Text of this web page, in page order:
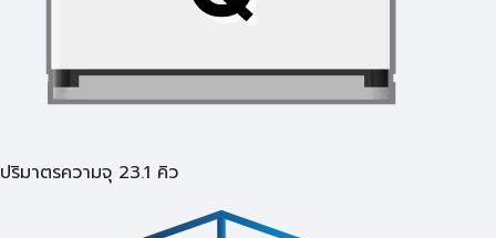
ปริมาตรความจุ 23.1 คิว